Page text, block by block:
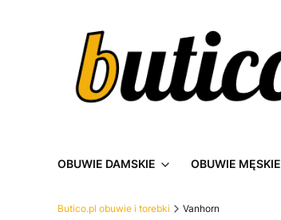
OBUWIE DAMSKIE OBUWIE MĘSKIE
Butico.pl obuwie i torebki Vanhorn